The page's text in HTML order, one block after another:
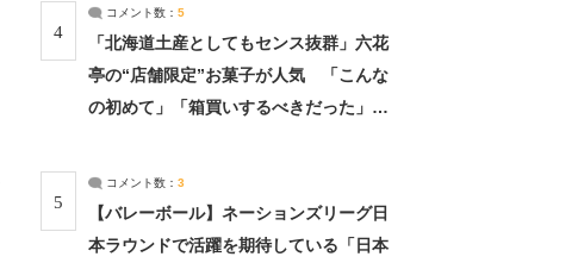
4
コメント数： 5
「北海道土産としてもセンス抜群」六花
亭の“店舗限定”お菓子が人気 「こんな
の初めて」「箱買いするべきだった」
5
コメント数： 3
【バレーボール】ネーションズリーグ日
本ラウンドで活躍を期待している「日本